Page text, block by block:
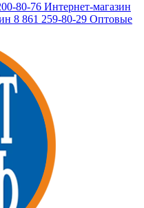
80-76 Интернет-магазин
8 861 259-80-29 Оптовые